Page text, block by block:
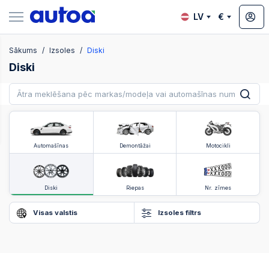
LV €
Sākums Izsoles Diski
Diski
Automašīnas Demontāžai Motocikli
Diski Riepas Nr. zīmes
Visas valstis Izsoles filtrs